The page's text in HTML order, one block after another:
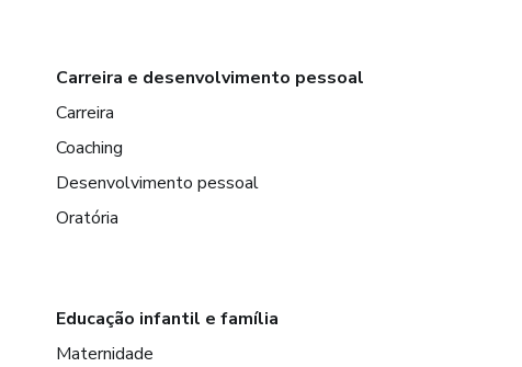
Carreira e desenvolvimento pessoal
Carreira
Coaching
Desenvolvimento pessoal
Oratória
Educação infantil e família
Maternidade